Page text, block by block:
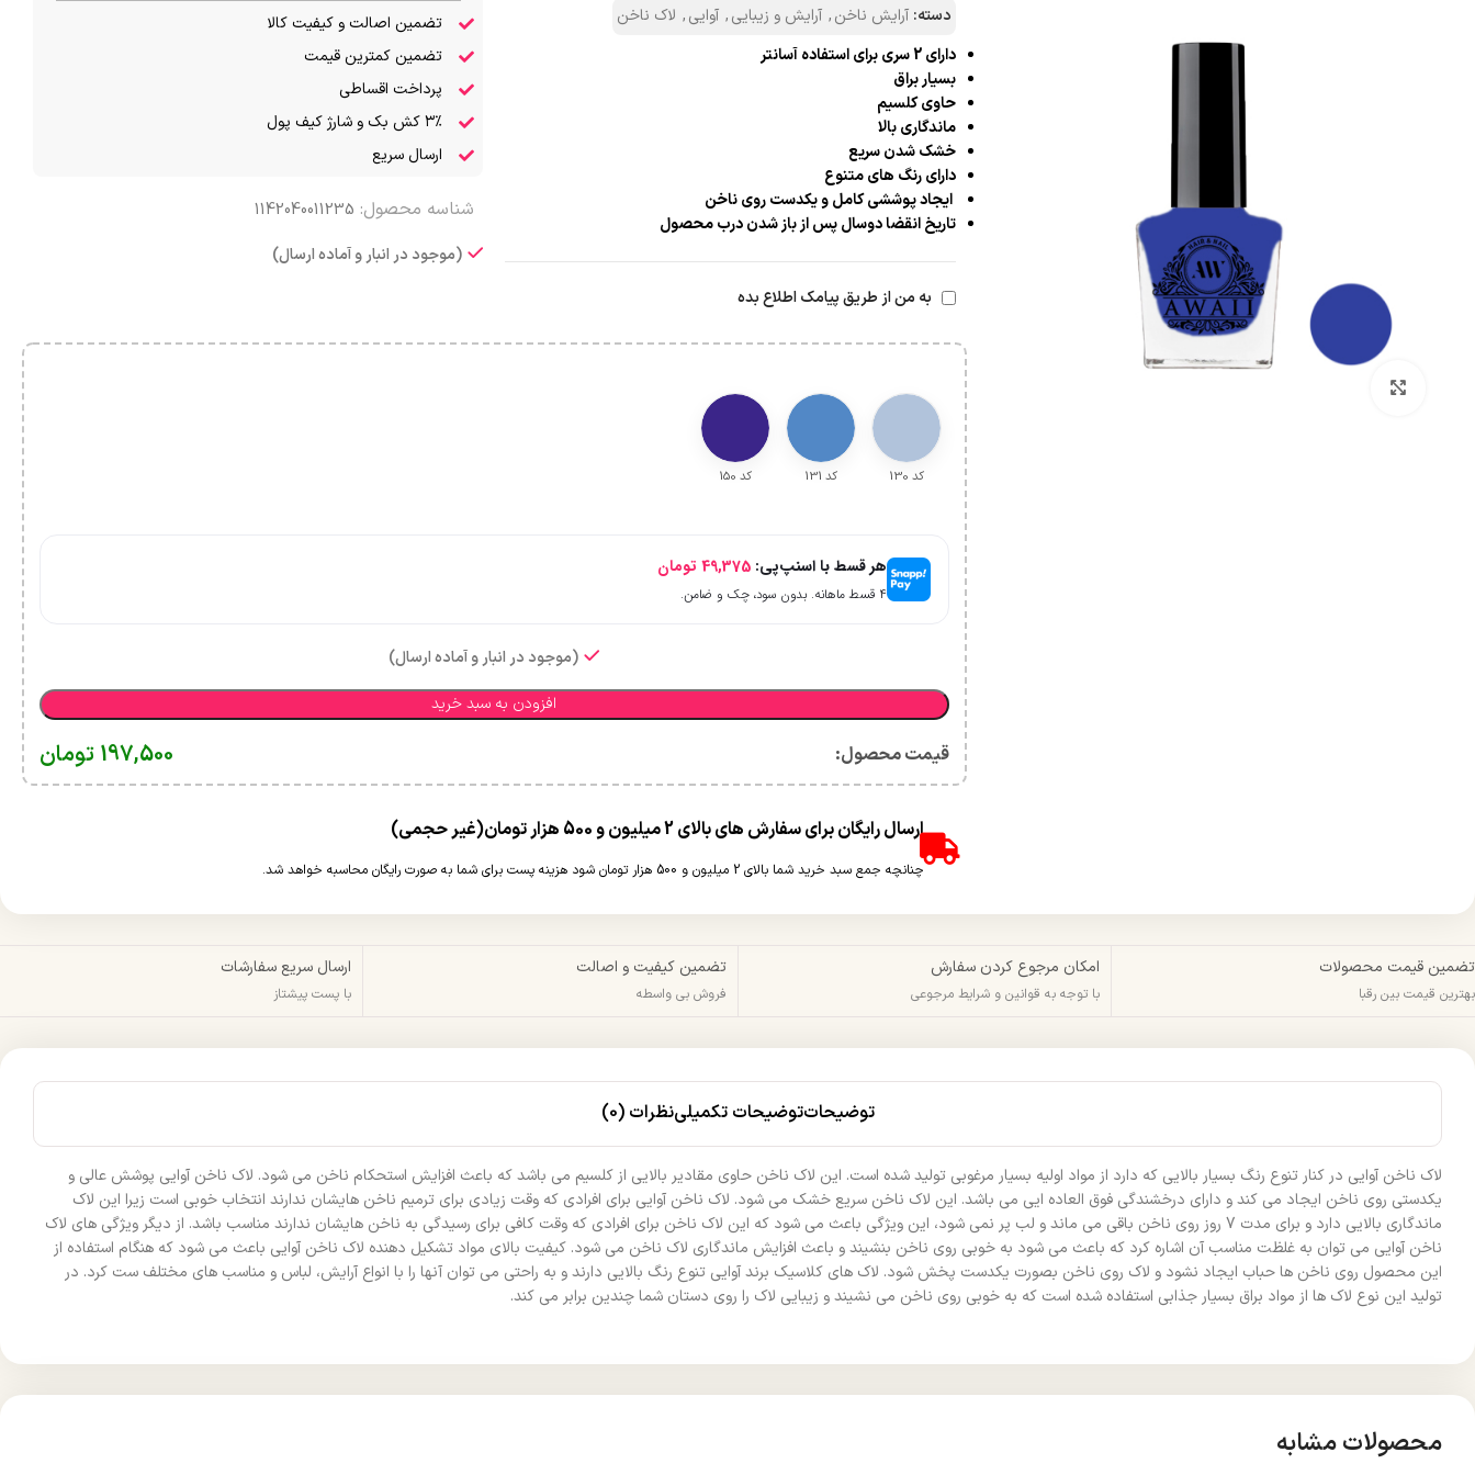
دسته: آرایش ناخن, آرایش و زیبایی, آوایی, لاک ناخن
دارای 2 سری برای استفاده آسانتر
بسیار براق
حاوی کلسیم
ماندگاری بالا
خشک شدن سریع
دارای رنگ های متنوع
ایجاد پوششی کامل و یکدست روی ناخن
تاریخ انقضا دوسال پس از باز شدن درب محصول
به من از طریق پیامک اطلاع بده
تضمین اصالت و کیفیت کالا
تضمین کمترین قیمت
پرداخت اقساطی
۳٪ کش بک و شارژ کیف پول
ارسال سریع
شناسه محصول: 1142040011235
(موجود در انبار و آماده ارسال)
کد 130 کد 131 کد 150
هر قسط با اسنپ‌پی:49,375 تومان
۴ قسط ماهانه. بدون سود، چک و ضامن.
(موجود در انبار و آماده ارسال)
افزودن به سبد خرید
قیمت محصول:​ 197,500 تومان
ارسال رایگان برای سفارش های بالای 2 میلیون و 500 هزار تومان(غیر حجمی)
چنانچه جمع سبد خرید شما بالای 2 میلیون و 500 هزار تومان شود هزینه پست برای شما به صورت رایگان محاسبه خواهد شد.
تضمین قیمت محصولات
بهترین قیمت بین رقبا
امکان مرجوع کردن سفارش
با توجه به قوانین و شرایط مرجوعی
تضمین کیفیت و اصالت
فروش بی واسطه
ارسال سریع سفارشات
با پست پیشتاز
توضیحاتتوضیحات تکمیلینظرات (0)
لاک ناخن آوایی در کنار تنوع رنگ بسیار بالایی که دارد از مواد اولیه بسیار مرغوبی تولید شده است. این لاک ناخن حاوی مقادیر بالایی از کلسیم می باشد که باعث افزایش استحکام ناخن می شود. لاک ناخن آوایی پوشش عالی و
یکدستی روی ناخن ایجاد می کند و دارای درخشندگی فوق العاده ایی می باشد. این لاک ناخن سریع خشک می شود. لاک ناخن آوایی برای افرادی که وقت زیادی برای ترمیم ناخن هایشان ندارند انتخاب خوبی است زیرا این لاک
ماندگاری بالایی دارد و برای مدت 7 روز روی ناخن باقی می ماند و لب پر نمی شود، این ویژگی باعث می شود که این لاک ناخن برای افرادی که وقت کافی برای رسیدگی به ناخن هایشان ندارند مناسب باشد. از دیگر ویژگی های لاک
ناخن آوایی می توان به غلظت مناسب آن اشاره کرد که باعث می شود به خوبی روی ناخن بنشیند و باعث افزایش ماندگاری لاک ناخن می شود. کیفیت بالای مواد تشکیل دهنده لاک ناخن آوایی باعث می شود که هنگام استفاده از
این محصول روی ناخن ها حباب ایجاد نشود و لاک روی ناخن بصورت یکدست پخش شود. لاک های کلاسیک برند آوایی تنوع رنگ بالایی دارند و به راحتی می توان آنها را با انواع آرایش، لباس و مناسب های مختلف ست کرد. در
تولید این نوع لاک ها از مواد براق بسیار جذابی استفاده شده است که به خوبی روی ناخن می نشیند و زیبایی لاک را روی دستان شما چندین برابر می کند.
محصولات مشابه